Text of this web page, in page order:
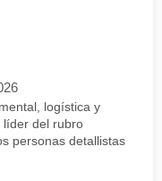
logística y
líder del rubro
personas detallistas